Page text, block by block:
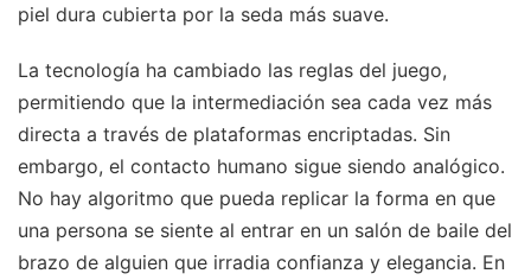
piel dura cubierta por la seda más suave.
La tecnología ha cambiado las reglas del juego,
permitiendo que la intermediación sea cada vez más
directa a través de plataformas encriptadas. Sin
embargo, el contacto humano sigue siendo analógico.
No hay algoritmo que pueda replicar la forma en que
una persona se siente al entrar en un salón de baile del
brazo de alguien que irradia confianza y elegancia. En